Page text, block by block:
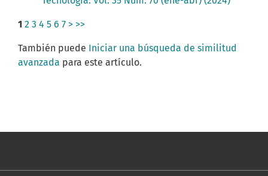
1 2 3 4 5 6 7 > >>
También puede Iniciar una búsqueda de similitud
avanzada para este artículo.